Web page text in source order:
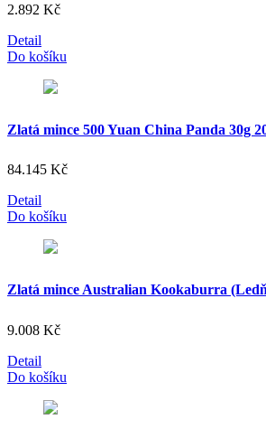
2.892 Kč
Detail
Do košíku
Zlatá mince 500 Yuan China Panda 30g
84.145 Kč
Detail
Do košíku
Zlatá mince Australian Kookaburra
9.008 Kč
Detail
Do košíku